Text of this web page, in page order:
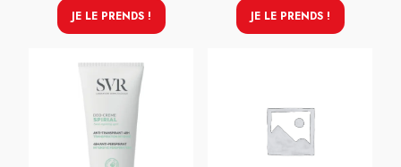
JE LE PRENDS ! JE LE PRENDS !